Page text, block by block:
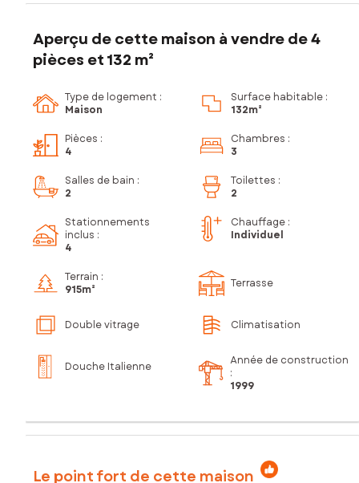
Aperçu de cette maison à vendre de 4
pièces et 132 m²
Type de logement :
Maison
Surface habitable :
132m²
Pièces :
4
Chambres :
3
Salles de bain :
2
Toilettes :
2
Stationnements
inclus :
4
Chauffage :
Individuel
Terrain :
915m²
Terrasse
Double vitrage Climatisation
Douche Italienne
Année de construction
:
1999
Le point fort de cette maison